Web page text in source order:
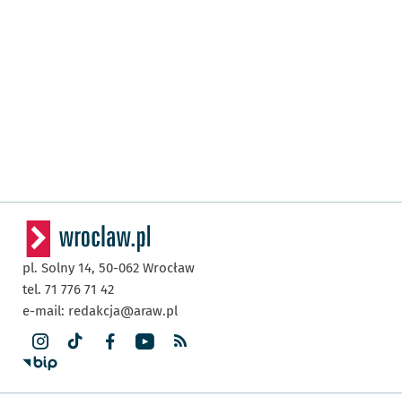
pl. Solny 14, 50-062 Wrocław
tel. 71 776 71 42
e-mail: redakcja@araw.pl